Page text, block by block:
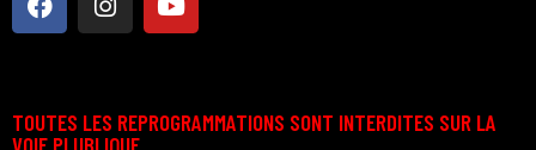
TOUTES LES REPROGRAMMATIONS SONT INTERDITES SUR LA
VOIE PLUBLIQUE.